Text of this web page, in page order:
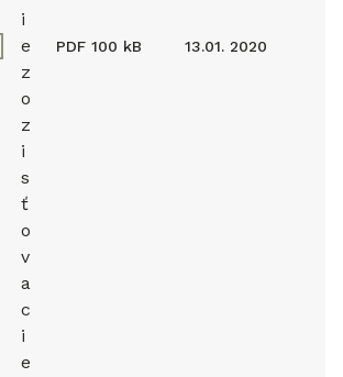
i
e
z
o
z
i
s
ť
o
v
a
c
i
e
PDF 100 kB 13.01. 2020